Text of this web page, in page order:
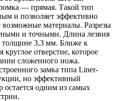
— прямая. Такой тип
и позволяет эффективно
возможные материалы. Разрезы
и точными. Длина лезвия
толщине 3,3 мм. Ближе к
круглое отверстие, которое
сложенного ножа.
замка типа Liner-
но эффективный
остается одним из самых